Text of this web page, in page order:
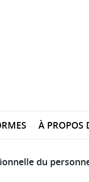
À PROPOS
du